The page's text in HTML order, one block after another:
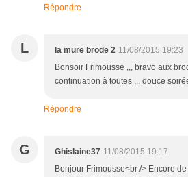
Répondre
L la mure brode 2 11/08/2015 19:23
Bonsoir Frimousse ,,, bravo aux
continuation à toutes ,,, douce
Répondre
G Ghislaine37 11/08/2015 19:17
Bonjour Frimousse<br /> Encore